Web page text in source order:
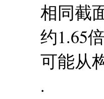
相同截
约1.65
可能从
.